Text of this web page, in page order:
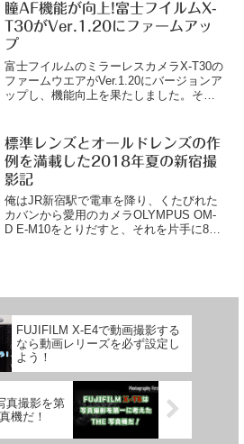
を多用したレ...
瞳AF機能が向上!富士フイルムX-
T30がVer.1.20にファームアッ
プ
富士フイルムのミラーレスカメラX-T30の
ファームウエアがVer.1.20にバージョンア
ップし、機能向上を果たしました。その
り変更内容を引用し解説Ver.1.10からV...
標準レンズとオールドレンズの作
例を満載した2018年夏の新宿撮
影記
俺はJR新宿駅で電車を降り、くたびれた
カバンから愛用のカメラOLYMPUS OM-
D E-M10をとりだすと、それを片手に8月
FUJIFILM X-E4で動画撮影する
なら動画レリーズを必ず設定し
よう！
真撮影を第
機だ！